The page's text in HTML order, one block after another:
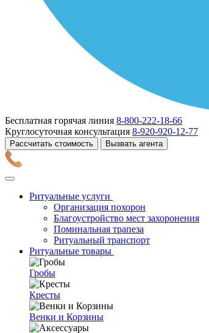
Бесплатная горячая линия 8-800-222-18-66
Круглосуточная консультация 8-920-920-12-77
Рассчитать стоимость Вызвать агента
Ритуальные услуги
Организация похорон
Благоустройство мест захоронения
Поминальная трапеза
Ритуальный транспорт
Ритуальные товары
Гробы
Кресты
Венки и Корзины